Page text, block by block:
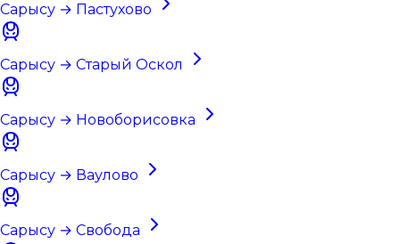
Сарысу → Пастухово
Сарысу → Старый Оскол
Сарысу → Новоборисовка
Сарысу → Ваулово
Сарысу → Свобода